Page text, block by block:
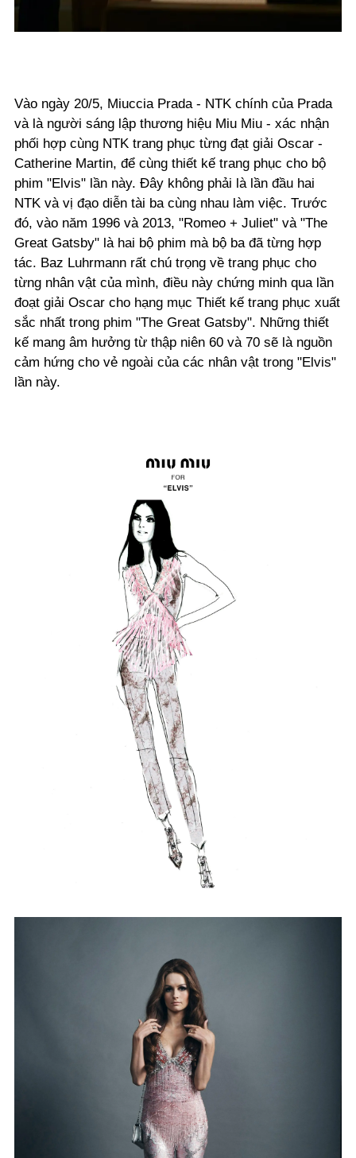
Vào ngày 20/5, Miuccia Prada - NTK chính của Prada
và là người sáng lập thương hiệu Miu Miu - xác nhận
phối hợp cùng NTK trang phục từng đạt giải Oscar -
Catherine Martin, để cùng thiết kế trang phục cho bộ
phim "Elvis" lần này. Đây không phải là lần đầu hai
NTK và vị đạo diễn tài ba cùng nhau làm việc. Trước
đó, vào năm 1996 và 2013, "Romeo + Juliet" và "The
Great Gatsby" là hai bộ phim mà bộ ba đã từng hợp
tác. Baz Luhrmann rất chú trọng về trang phục cho
từng nhân vật của mình, điều này chứng minh qua lần
đoạt giải Oscar cho hạng mục Thiết kế trang phục xuất
sắc nhất trong phim "The Great Gatsby". Những thiết
kế mang âm hưởng từ thập niên 60 và 70 sẽ là nguồn
cảm hứng cho vẻ ngoài của các nhân vật trong "Elvis"
lần này.